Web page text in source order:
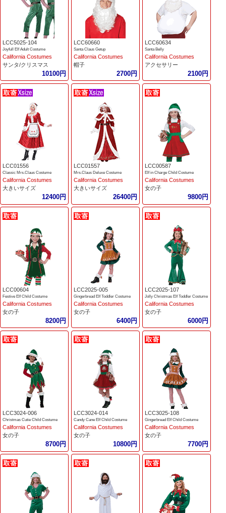
LCC5025-104
Joyfull Elf Adult Costume
California Costumes
サンタ/クリスマス
10100円
LCC60660
Santa Claus Getup
California Costumes
帽子
2700円
LCC60634
Santa Belly
California Costumes
アクセサリー
2100円
LCC01556
Classic Mrs.Claus Costume
California Costumes
大きいサイズ
12400円
LCC01557
Mrs.Claus Deluxe Costume
California Costumes
大きいサイズ
26400円
LCC00587
Elf in Charge Child Costume
California Costumes
女の子
9800円
LCC00604
Festive Elf Child Costume
California Costumes
女の子
8200円
LCC2025-005
Gingerbread Elf Toddler Costume
California Costumes
女の子
6400円
LCC2025-107
Jolly Christmas Elf Toddler Costume
California Costumes
女の子
6000円
LCC3024-006
Christmas Cutie Child Costume
California Costumes
女の子
8700円
LCC3024-014
Candy Cane Elf Child Costume
California Costumes
女の子
10800円
LCC3025-108
Gingerbread Elf Child Costume
California Costumes
女の子
7700円